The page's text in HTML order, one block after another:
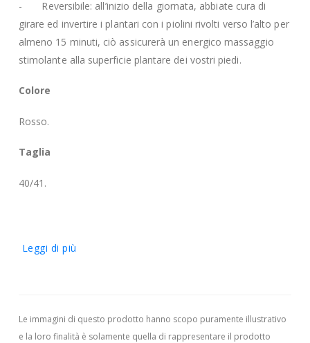
- Reversibile: all’inizio della giornata, abbiate cura di
girare ed invertire i plantari con i piolini rivolti verso l’alto per
almeno 15 minuti, ciò assicurerà un energico massaggio
stimolante alla superficie plantare dei vostri piedi.
Colore
Rosso.
Taglia
40/41.
Leggi di più
Le immagini di questo prodotto hanno scopo puramente illustrativo
e la loro finalità è solamente quella di rappresentare il prodotto